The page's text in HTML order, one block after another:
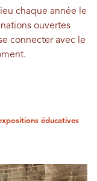
chaque année le
ouvertes
connecter avec le
éducatives